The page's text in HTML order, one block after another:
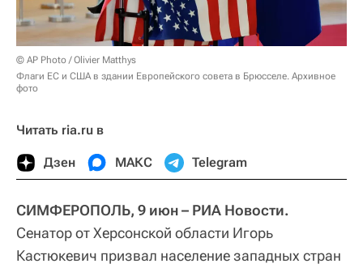
© AP Photo / Olivier Matthys
Флаги ЕС и США в здании Европейского совета в Брюсселе. Архивное
фото
Читать ria.ru в
Дзен МАКС Telegram
СИМФЕРОПОЛЬ, 9 июн – РИА Новости.
Сенатор от Херсонской области Игорь
Кастюкевич призвал население западных стран